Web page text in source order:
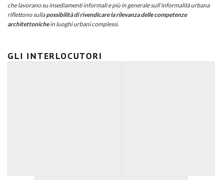
che lavorano su insediamenti informali e più in generale sull’informalità urbana
riflettono sullapossibilità di rivendicare la rilevanza delle competenze
architettonichein luoghi urbani complessi.
GLI INTERLOCUTORI